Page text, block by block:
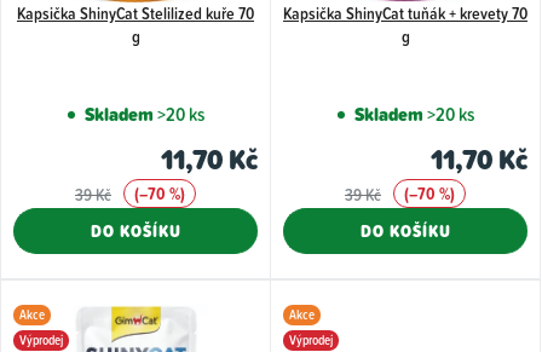
r
t
ů
Kapsička ShinyCat Stelilized kuře 70
g
Skladem>20 ks
11,70 Kč
39 Kč
(–70 %)
DO KOŠÍKU
Kapsička ShinyCat tuňák + krevety 70
g
Skladem>20 ks
11,70 Kč
39 Kč
(–70 %)
DO KOŠÍKU
Akce
Výprodej
Akce
Výprodej